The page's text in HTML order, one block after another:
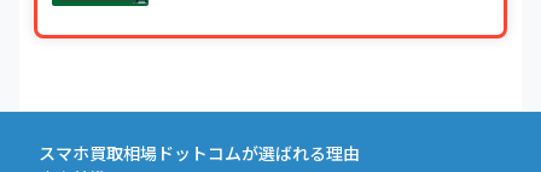
スマホ買取相場ドットコムが選ばれる理由